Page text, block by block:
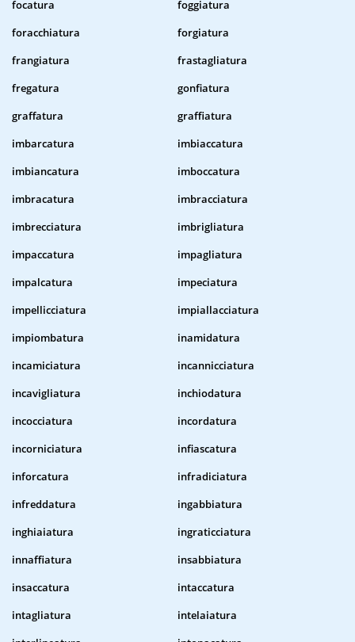
focatura
foggiatura
foracchiatura
forgiatura
frangiatura
frastagliatura
fregatura
gonfiatura
graffatura
graffiatura
imbarcatura
imbiaccatura
imbiancatura
imboccatura
imbracatura
imbracciatura
imbrecciatura
imbrigliatura
impaccatura
impagliatura
impalcatura
impeciatura
impellicciatura
impiallacciatura
impiombatura
inamidatura
incamiciatura
incannicciatura
incavigliatura
inchiodatura
incocciatura
incordatura
incorniciatura
infiascatura
inforcatura
infradiciatura
infreddatura
ingabbiatura
inghiaiatura
ingraticciatura
innaffiatura
insabbiatura
insaccatura
intaccatura
intagliatura
intelaiatura